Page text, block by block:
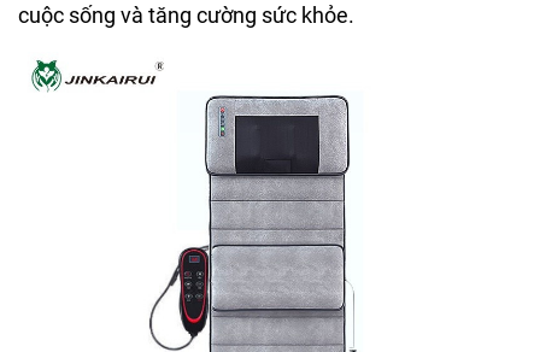
cuộc sống và tăng cường sức khỏe.